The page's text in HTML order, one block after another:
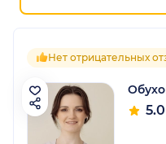
Нет отрицательных
5.0